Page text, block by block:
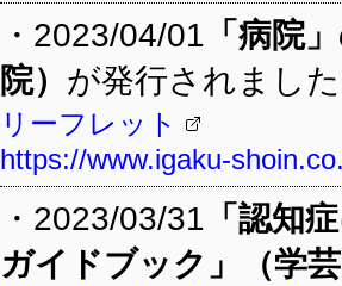
・2023/04/01 「病院
院） が発行されまし
リーフレット
https://www.igaku-
・2023/03/31 「認知
ガイドブック」（学